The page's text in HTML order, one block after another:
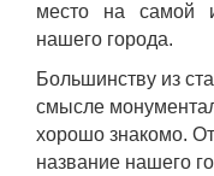
место на самой
нашего города.
Большинству из
смысле
хорошо знакомо.
название нашего